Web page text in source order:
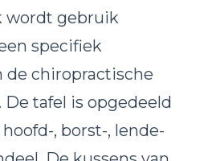
wordt gebruik
specifiek
de chiropractische
De tafel is opgedeeld
, borst-, lende-